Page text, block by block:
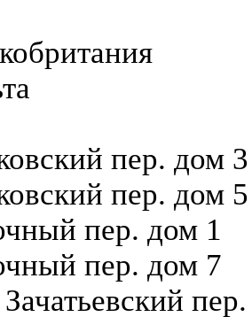
пер. дом 3
пер. дом 5
пер. дом 1
пер. дом 7